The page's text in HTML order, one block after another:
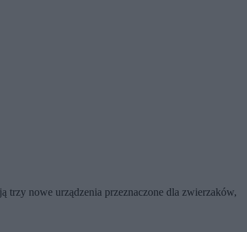
trzy nowe urządzenia przeznaczone dla zwierzaków,